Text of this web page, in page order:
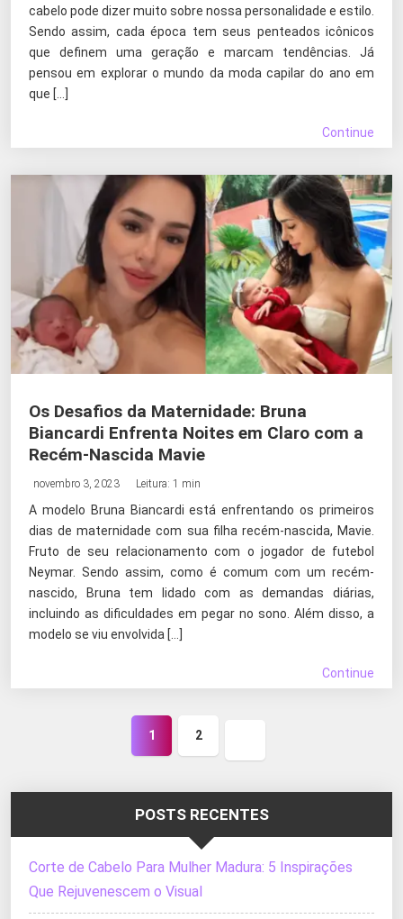
cabelo pode dizer muito sobre nossa personalidade e estilo.
Sendo assim, cada época tem seus penteados icônicos
que definem uma geração e marcam tendências. Já
pensou em explorar o mundo da moda capilar do ano em
que […]
Continue
Os Desafios da Maternidade: Bruna
Biancardi Enfrenta Noites em Claro com a
Recém-Nascida Mavie
novembro 3, 2023 Leitura: 1 min
A modelo Bruna Biancardi está enfrentando os primeiros
dias de maternidade com sua filha recém-nascida, Mavie.
Fruto de seu relacionamento com o jogador de futebol
Neymar. Sendo assim, como é comum com um recém-
nascido, Bruna tem lidado com as demandas diárias,
incluindo as dificuldades em pegar no sono. Além disso, a
modelo se viu envolvida […]
Continue
1
2
POSTS RECENTES
Corte de Cabelo Para Mulher Madura: 5 Inspirações
Que Rejuvenescem o Visual